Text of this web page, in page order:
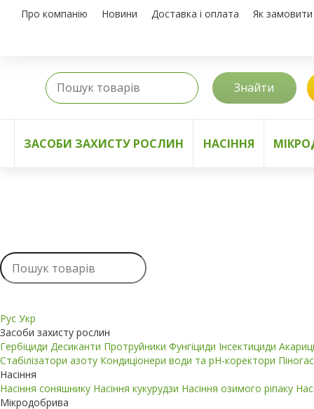
Про компанію Новини Доставка і оплата Як замовити
Знайти
ЗАСОБИ ЗАХИСТУ РОСЛИН НАСІННЯ
Рус Укр
Засоби захисту рослин
Гербіциди Десиканти Протруйники Фунгіциди Інсектициди
Стабілізатори азоту Кондиціонери води та pH-коректори
Насіння
Насіння соняшнику Насіння кукурудзи Насіння озимого ріпаку
Мікродобрива